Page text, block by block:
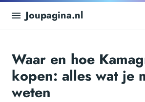
Joupagina.nl
Waar en hoe
kopen: alles wat je
weten